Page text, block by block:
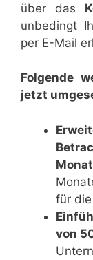
über das
unbedingt
per E-Mail
Folgende
jetzt
für
von